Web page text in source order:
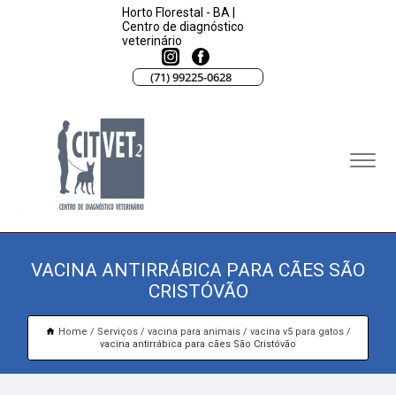
Horto Florestal - BA |
Centro de diagnóstico
veterinário
(71) 99225-0628
VACINA ANTIRRÁBICA PARA CÃES SÃO
CRISTÓVÃO
Home Serviços vacina para animais
vacina v5 para gatos
vacina antirrábica para cães São Cristóvão